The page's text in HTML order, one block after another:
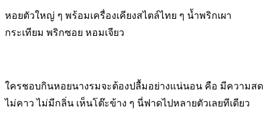
หอยตัวใหญ่ ๆ พร้อมเครื่องเคียงสไตล์ไทย ๆ น้ำพริกเผา
กระเทียม พริกซอย หอมเจียว
ใครชอบกินหอยนางรมจะต้องปลื้มอย่างแน่นอน คือ มีความสด
ไม่คาว ไม่มีกลิ่น เห็นโต๊ะข้าง ๆ นี่ฟาดไปหลายตัวเลยทีเดียว